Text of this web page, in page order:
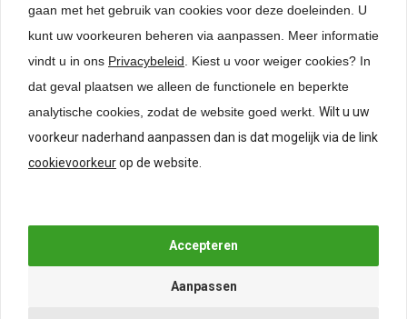
Meubelinterieur.nl
Bedrijfsgegevens
Contact
Privacybeleid
Cookievoorkeur
Vacatures
9 4.364 reviews
Klantenservice
gaan met het gebruik van cookies voor deze doeleinden. U
kunt uw voorkeuren beheren via aanpassen.
Meer informatie
vindt u in ons Privacybeleid . Kiest u voor weiger cookies? In
dat geval plaatsen we alleen de functionele en beperkte
analytische cookies, zodat de website goed werkt. Wilt u uw
voorkeur naderhand aanpassen dan is dat mogelijk via de link
cookievoorkeurop de website.